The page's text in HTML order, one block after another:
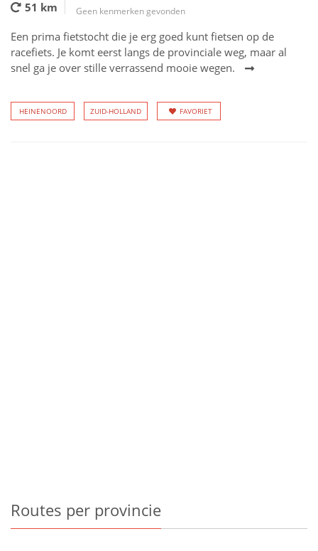
51 km Geen kenmerken gevonden
Een prima fietstocht die je erg goed kunt fietsen op de
racefiets. Je komt eerst langs de provinciale weg, maar al
snel ga je over stille verrassend mooie wegen.
HEINENOORD ZUID-HOLLAND FAVORIET
Routes per provincie